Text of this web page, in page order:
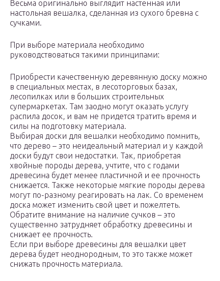
Весьма оригинально выглядит настенная или
настольная вешалка, сделанная из сухого бревна с
сучками.
При выборе материала необходимо
руководствоваться такими принципами:
Приобрести качественную деревянную доску можно
в специальных местах, в лесоторговых базах,
лесопилках или в больших строительных
супермаркетах. Там заодно могут оказать услугу
распила досок, и вам не придется тратить время и
силы на подготовку материала.
Выбирая доски для вешалки необходимо помнить,
что дерево – это неидеальный материал и у каждой
доски будут свои недостатки. Так, приобретая
хвойные породы дерева, учтите, что с годами
древесина будет менее пластичной и ее прочность
снижается. Также некоторые мягкие породы дерева
могут по-разному реагировать на лак. Со временем
доска может изменить свой цвет и пожелтеть.
Обратите внимание на наличие сучков – это
существенно затрудняет обработку древесины и
снижает ее прочность.
Если при выборе древесины для вешалки цвет
дерева будет неоднородным, то это также может
снижать прочность материала.